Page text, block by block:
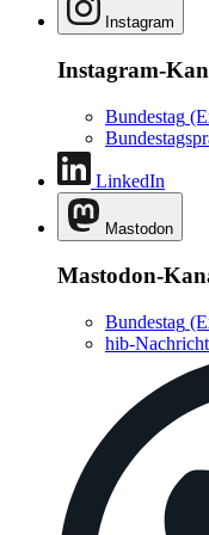
Instagram
Instagram-
Bundestag
LinkedIn
Mastodon
Mastodon-
Bundestag
hib-